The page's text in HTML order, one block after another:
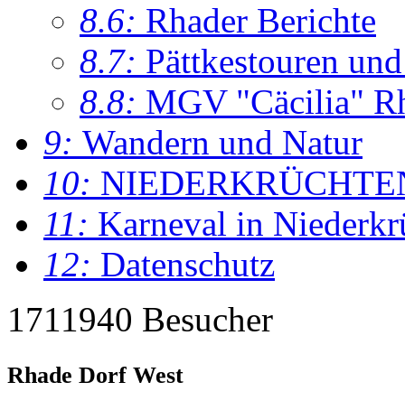
8.6: Rhader Berichte
8.7: Pättkestouren
8.8: MGV "Cäcilia"
9: Wandern und Natur
10:
11: Karneval in
12: Datenschutz
1711940 Besucher
Rhade Dorf West